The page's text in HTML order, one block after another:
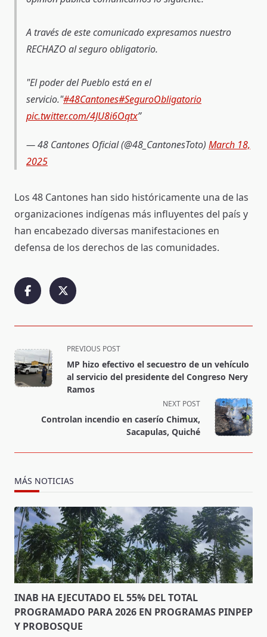
A través de este comunicado expresamos nuestro
RECHAZO al seguro obligatorio.
"El poder del Pueblo está en el
servicio."#48Cantones#SeguroObligatorio
pic.twitter.com/4JU8i6Oqtx
— 48 Cantones Oficial (@48_CantonesToto) March 18,
2025
Los 48 Cantones han sido históricamente una de las
organizaciones indígenas más influyentes del país y
han encabezado diversas manifestaciones en
defensa de los derechos de las comunidades.
<span
class="nav-
subtitle
screen-
text">Page</span>
PREVIOUS POST
MP hizo efectivo el secuestro de un vehículo
al servicio del presidente del Congreso Nery
Ramos
NEXT POST
Controlan incendio en caserío Chimux,
Sacapulas, Quiché
MÁS NOTICIAS
INAB HA EJECUTADO EL 55% DEL TOTAL
PROGRAMADO PARA 2026 EN PROGRAMAS PINPEP
Y PROBOSQUE